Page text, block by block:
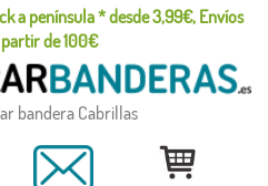
a península * desde 3,99€, Envíos
partir de 100€
bandera Cabrillas